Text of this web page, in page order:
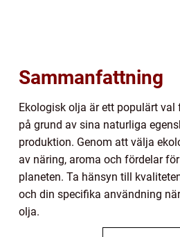
Sammanfattning
Ekologisk olja är ett populärt
på grund av sina naturliga
produktion. Genom att välja
av näring, aroma och fördelar
planeten. Ta hänsyn till
och din specifika användning
olja.